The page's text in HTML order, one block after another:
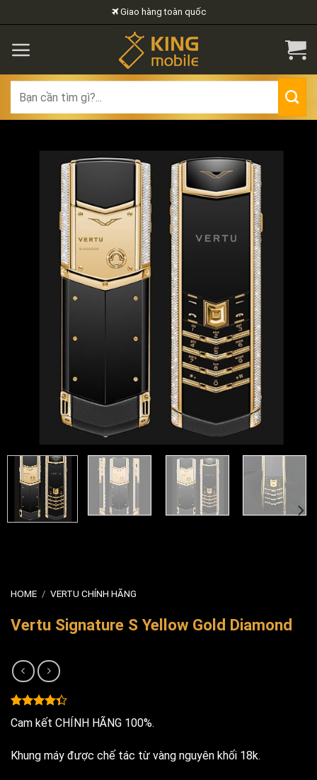
to
content
Giao hàng toàn quốc
for:
HOME / VERTU CHÍNH HÃNG
Vertu Signature S Yellow Gold Diamond
Rated
4.33out
based on
6
customer
Cam kết CHÍNH HÃNG 100%.
Khung máy được chế tác từ vàng nguyên khối 18k.